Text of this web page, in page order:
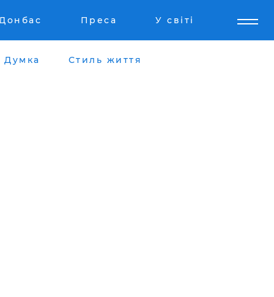
Преса У світі
Думка Стиль життя